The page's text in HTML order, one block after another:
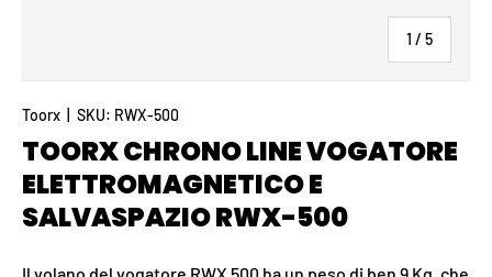
1 / di
5
Toorx SKU: RWX-500
TOORX CHRONO LINE VOGATORE
ELETTROMAGNETICO E
SALVASPAZIO RWX-500
Il volano del vogatore RWX 500 ha un peso di ben 9 Kg, che